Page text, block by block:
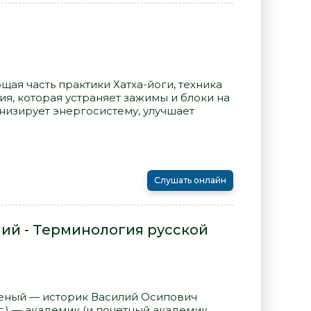
часть практики Хатха-йоги, техника
которая устраняет зажимы и блоки на
энергосистему, улучшает
Слушать онлайн
- Терминология русской
— историк Василий Осипович